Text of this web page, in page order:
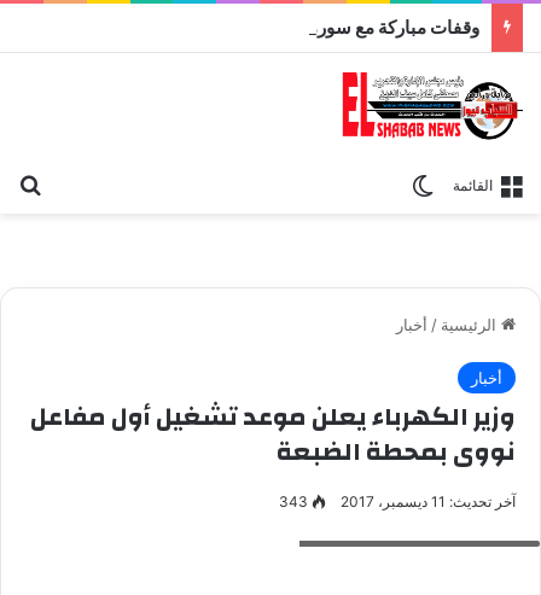
القائمة
الرئيسية / أخبار
أخبار
وزير الكهرباء يعلن موعد تشغيل أول مفاعل
نووى بمحطة الضبعة
آخر تحديث: 11 ديسمبر، 2017 343